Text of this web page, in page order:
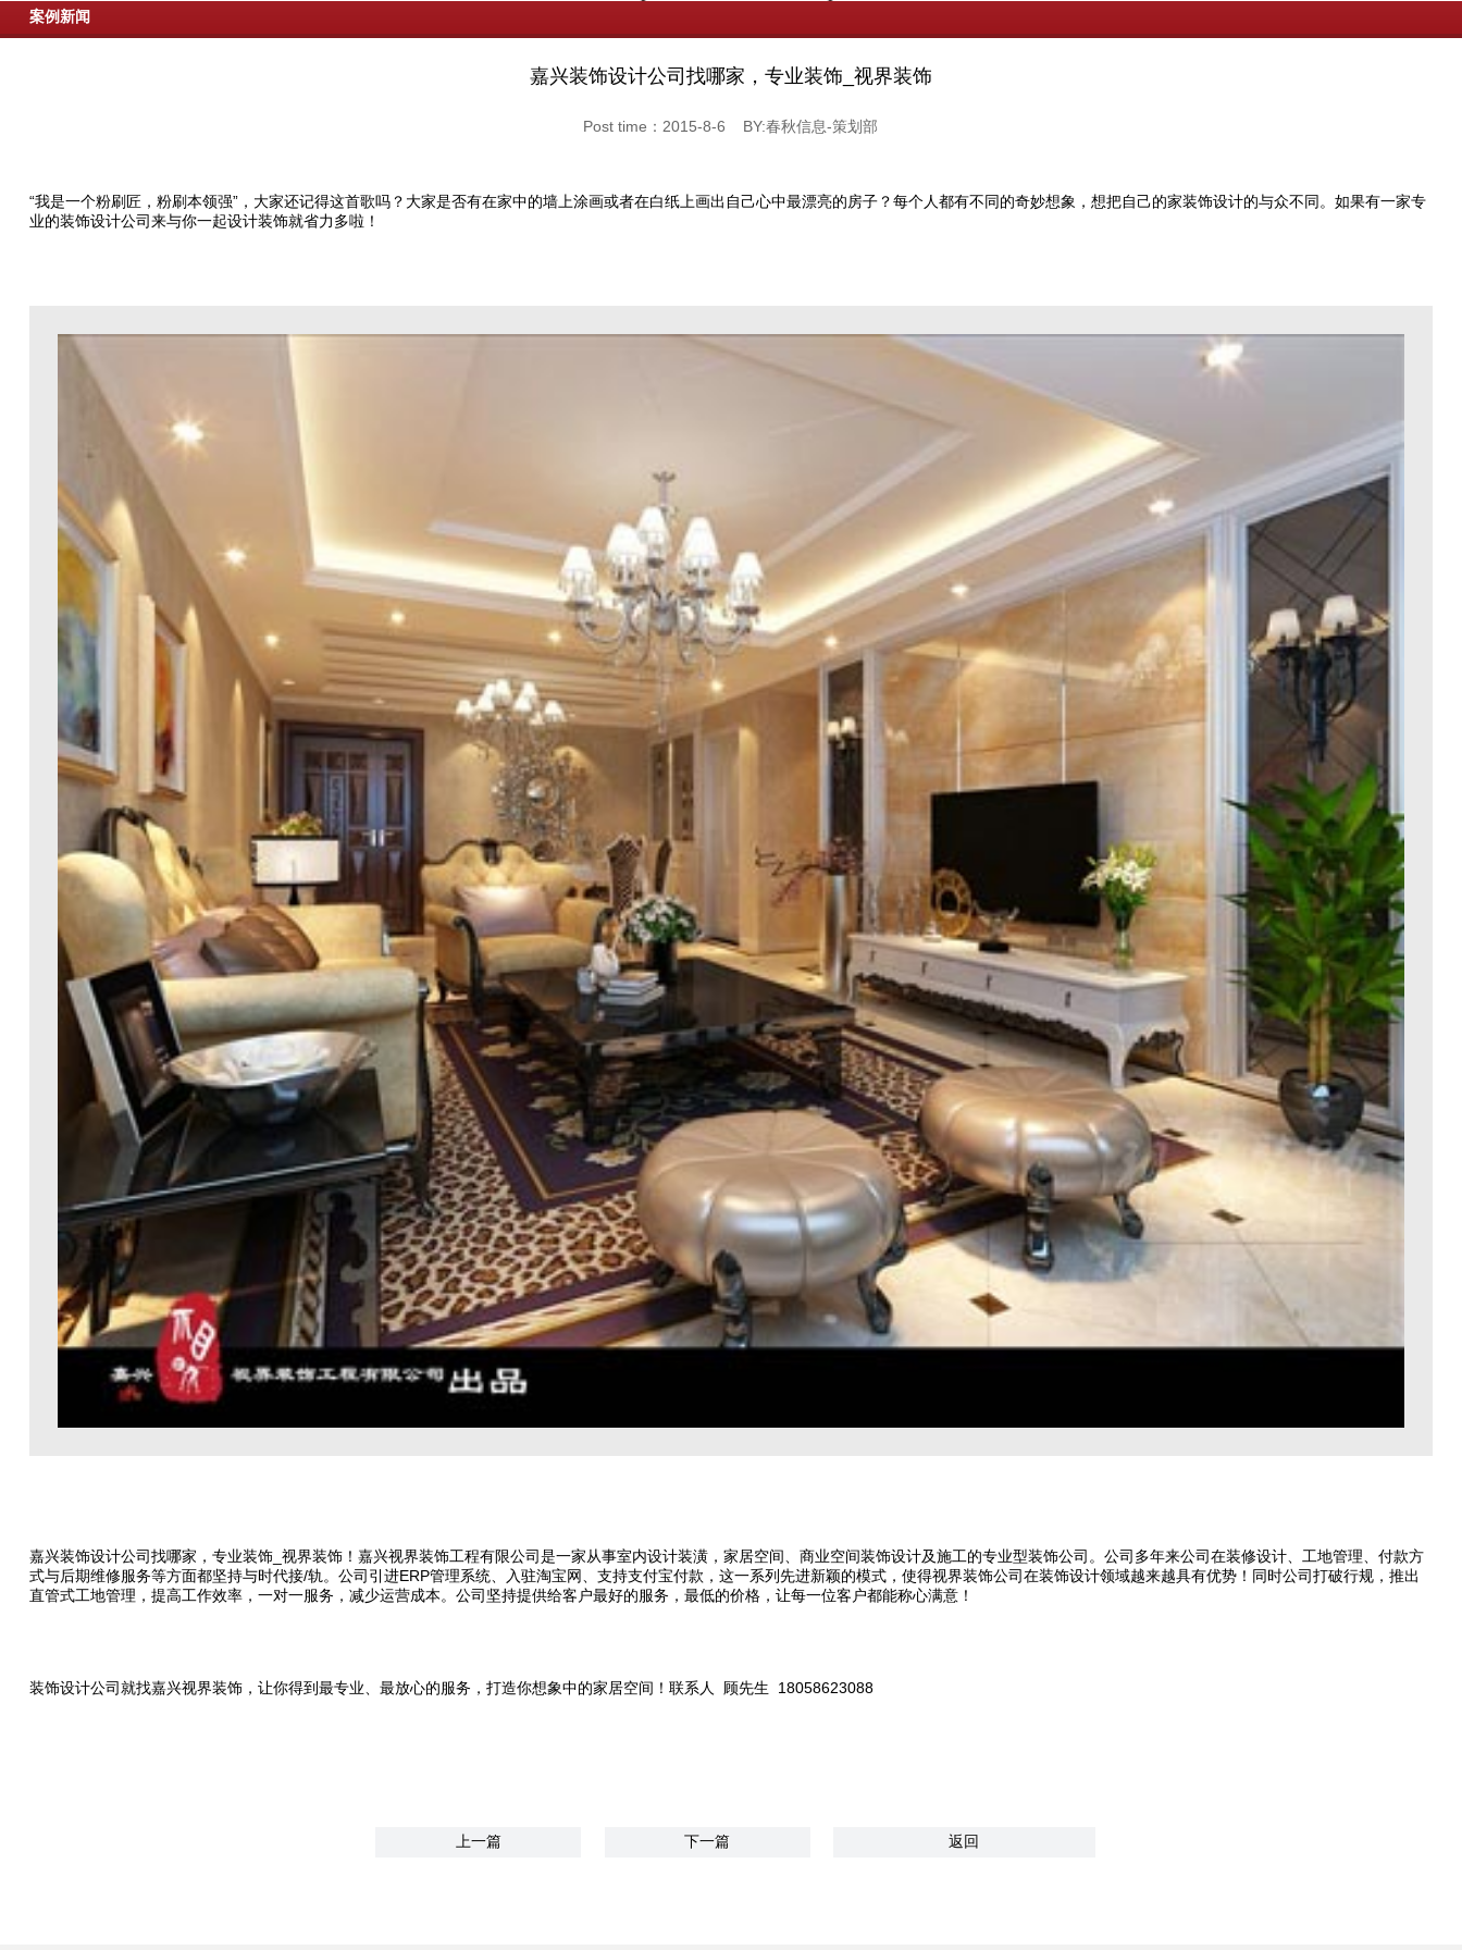
案例新闻
嘉兴装饰设计公司找哪家，专业装饰_视界装饰
Post time：2015-8-6 BY:春秋信息-策划部
“我是一个粉刷匠，粉刷本领强”，大家还记得这首歌吗？大家是否有在家中的墙上涂画或者在白纸上画出自己心中最漂亮的房子？每个人都有不同的奇妙想象，想把自己的家装饰设计的与众不同。如果有一家专
业的装饰设计公司来与你一起设计装饰就省力多啦！
嘉兴装饰设计公司找哪家，专业装饰_视界装饰！嘉兴视界装饰工程有限公司是一家从事室内设计装潢，家居空间、商业空间装饰设计及施工的专业型装饰公司。公司多年来公司在装修设计、工地管理、付款方
式与后期维修服务等方面都坚持与时代接/轨。公司引进ERP管理系统、入驻淘宝网、支持支付宝付款，这一系列先进新颖的模式，使得视界装饰公司在装饰设计领域越来越具有优势！同时公司打破行规，推出
直管式工地管理，提高工作效率，一对一服务，减少运营成本。公司坚持提供给客户最好的服务，最低的价格，让每一位客户都能称心满意！
装饰设计公司就找嘉兴视界装饰，让你得到最专业、最放心的服务，打造你想象中的家居空间！联系人 顾先生 18058623088
上一篇 下一篇 返回